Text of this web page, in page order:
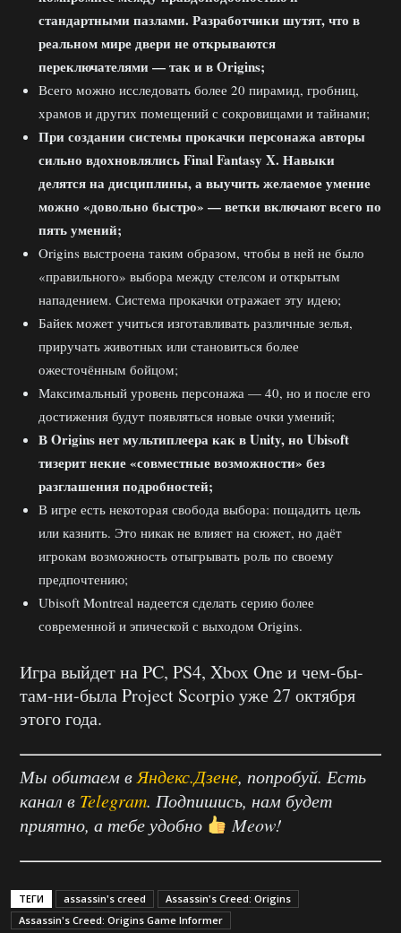
стандартными пазлами. Разработчики шутят, что в
реальном мире двери не открываются
переключателями — так и в Origins;
Всего можно исследовать более 20 пирамид, гробниц,
храмов и других помещений с сокровищами и тайнами;
При создании системы прокачки персонажа авторы
сильно вдохновлялись Final Fantasy X. Навыки
делятся на дисциплины, а выучить желаемое умение
можно «довольно быстро» — ветки включают всего по
пять умений;
Origins выстроена таким образом, чтобы в ней не было
«правильного» выбора между стелсом и открытым
нападением. Система прокачки отражает эту идею;
Байек может учиться изготавливать различные зелья,
приручать животных или становиться более
ожесточённым бойцом;
Максимальный уровень персонажа — 40, но и после его
достижения будут появляться новые очки умений;
В Origins нет мультиплеера как в Unity, но Ubisoft
тизерит некие «совместные возможности» без
разглашения подробностей;
В игре есть некоторая свобода выбора: пощадить цель
или казнить. Это никак не влияет на сюжет, но даёт
игрокам возможность отыгрывать роль по своему
предпочтению;
Ubisoft Montreal надеется сделать серию более
современной и эпической с выходом Origins.
Игра выйдет на PC, PS4, Xbox One и чем-бы-
там-ни-была Project Scorpio уже 27 октября
этого года.
Мы обитаем в Яндекс.Дзене, попробуй. Есть
канал в Telegram. Подпишись, нам будет
приятно, а тебе удобно
Meow!
ТЕГИ assassin's creed
Assassin's Creed: Origins
Assassin's Creed: Origins Game Informer